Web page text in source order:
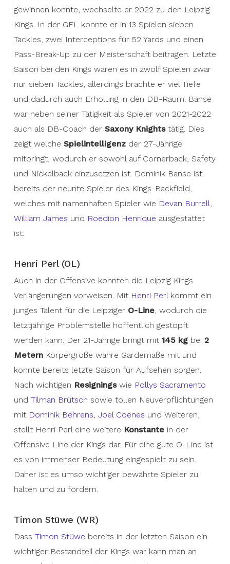
gewinnen konnte, wechselte er 2022 zu den Leipzig
Kings. In der GFL konnte er in 13 Spielen sieben
Tackles, zwei Interceptions für 52 Yards und einen
Pass-Break-Up zu der Meisterschaft beitragen. Letzte
Saison bei den Kings waren es in zwölf Spielen zwar
nur sieben Tackles, allerdings brachte er viel Tiefe
und dadurch auch Erholung in den DB-Raum. Banse
war neben seiner Tätigkeit als Spieler von 2021-2022
auch als DB-Coach derSaxony Knightstätig. Dies
zeigt welche Spielintelligenzder 27-Jährige
mitbringt, wodurch er sowohl auf Cornerback, Safety
und Nickelback einzusetzen ist. Dominik Banse ist
bereits der neunte Spieler des Kings-Backfield,
welches mit namenhaften Spieler wie Devan Burrell,
William James und Roedion Henrique ausgestattet
ist.
Henri Perl (OL)
Auch in der Offensive konnten die Leipzig Kings
Verlängerungen vorweisen. Mit Henri Perlkommt ein
junges Talent für die Leipziger O-Line, wodurch die
letztjährige Problemstelle hoffentlich gestopft
werden kann. Der 21-Jährige bringt mit 145 kgbei 2
MeternKörpergröße wahre Gardemaße mit und
konnte bereits letzte Saison für Aufsehen sorgen.
Nach wichtigen Resigningswie Pollys Sacramento
und Tilman Brütsch sowie tollen Neuverpflichtungen
mit Dominik Behrens, Joel Coenes und Weiteren,
stellt Henri Perl eine weitere Konstantein der
Offensive Line der Kings dar. Für eine gute O-Line ist
es von immenser Bedeutung eingespielt zu sein.
Daher ist es umso wichtiger bewährte Spieler zu
halten und zu fördern.
Timon Stüwe (WR)
Dass Timon Stüwe bereits in der letzten Saison ein
wichtiger Bestandteil der Kings war kann man an